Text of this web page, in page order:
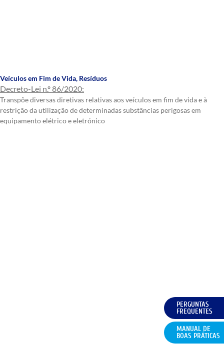
Veículos em Fim de Vida, Resíduos
Decreto-Lei n.º 86/2020:
Transpõe diversas diretivas relativas aos veículos em fim de vida e à
restrição da utilização de determinadas substâncias perigosas em
equipamento elétrico e eletrónico
PERGUNTAS
FREQUENTES
MANUAL DE
BOAS PRÁTICAS